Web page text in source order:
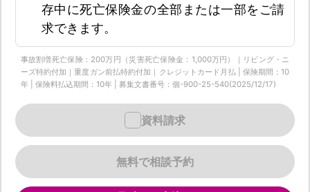
存中に死亡保険金の全部または一部をご請
求できます。
事故割増死亡保険：200万円（災害死亡保険金：1,000万円）｜リビング・ニ
ーズ特約付加｜重度ガン前払特約付加｜クレジットカード月払 | 保険期間：10
年 | 保険料払込期間：10年 | 募集文書番号：個-900-25-540(2025/12/17)
無料で相談予約
資料請求